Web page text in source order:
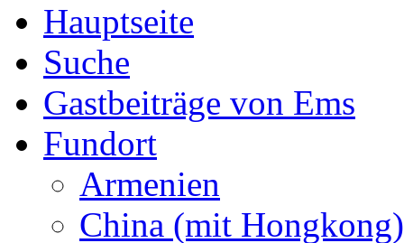
Hauptseite
Suche
Gastbeiträge von Ems
Fundort
Armenien
China (mit Hongkong)